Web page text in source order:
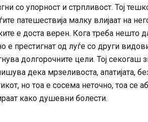
со упорност и стрпливост. Тој
патешествија малку влијаат на
е доста верен. Кога треба нешто
е престигнат од луѓе со други
долгорочните цели. Тој
дека мрзеливоста, апатијата,
но тоа е сосема неточно, тоа се
како душевни болести.